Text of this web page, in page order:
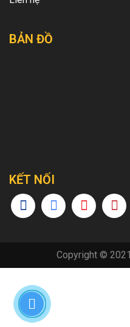
BẢN ĐỒ
KẾT NỐI
Copyright ©